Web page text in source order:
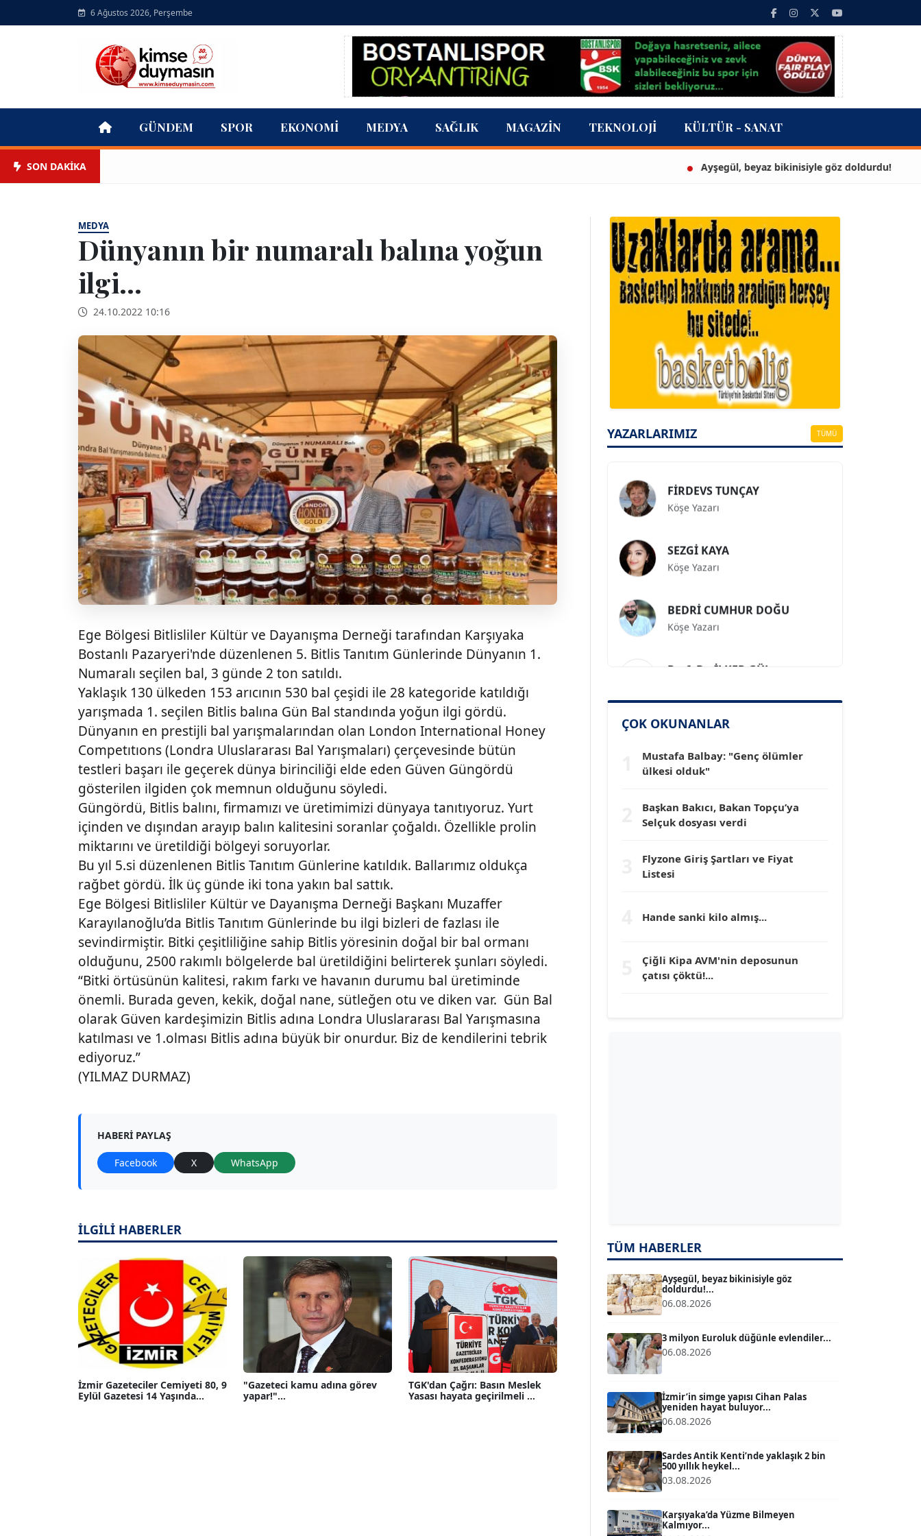
6 Ağustos 2026, Perşembe
GÜNDEM SPOR EKONOMI MEDYA SAĞLIK MAGAZIN TEKNOLOJI KÜLTÜR - SANAT
SON DAKİKA Ayşegül, beyaz bikinisiyle göz doldurdu!
MEDYA
Dünyanın bir numaralı balına yoğun
ilgi...
24.10.2022 10:16
Ege Bölgesi Bitlisliler Kültür ve Dayanışma Derneği tarafından Karşıyaka
Bostanlı Pazaryeri'nde düzenlenen 5. Bitlis Tanıtım Günlerinde Dünyanın 1.
Numaralı seçilen bal, 3 günde 2 ton satıldı.
Yaklaşık 130 ülkeden 153 arıcının 530 bal çeşidi ile 28 kategoride katıldığı
yarışmada 1. seçilen Bitlis balına Gün Bal standında yoğun ilgi gördü.
Dünyanın en prestijli bal yarışmalarından olan London International Honey
Competıtıons (Londra Uluslararası Bal Yarışmaları) çerçevesinde bütün
testleri başarı ile geçerek dünya birinciliği elde eden Güven Güngördü
gösterilen ilgiden çok memnun olduğunu söyledi.
Güngördü, Bitlis balını, firmamızı ve üretimimizi dünyaya tanıtıyoruz. Yurt
içinden ve dışından arayıp balın kalitesini soranlar çoğaldı. Özellikle prolin
miktarını ve üretildiği bölgeyi soruyorlar.
Bu yıl 5.si düzenlenen Bitlis Tanıtım Günlerine katıldık. Ballarımız oldukça
rağbet gördü. İlk üç günde iki tona yakın bal sattık.
Ege Bölgesi Bitlisliler Kültür ve Dayanışma Derneği Başkanı Muzaffer
Karayılanoğlu’da Bitlis Tanıtım Günlerinde bu ilgi bizleri de fazlası ile
sevindirmiştir. Bitki çeşitliliğine sahip Bitlis yöresinin doğal bir bal ormanı
olduğunu, 2500 rakımlı bölgelerde bal üretildiğini belirterek şunları söyledi.
“Bitki örtüsünün kalitesi, rakım farkı ve havanın durumu bal üretiminde
önemli. Burada geven, kekik, doğal nane, sütleğen otu ve diken var. Gün Bal
olarak Güven kardeşimizin Bitlis adına Londra Uluslararası Bal Yarışmasına
katılması ve 1.olması Bitlis adına büyük bir onurdur. Biz de kendilerini tebrik
ediyoruz.”
(YILMAZ DURMAZ)
HABERI PAYLAŞ
Facebook X WhatsApp
İLGİLİ HABERLER
İzmir Gazeteciler Cemiyeti 80, 9
Eylül Gazetesi 14 Yaşında...
"Gazeteci kamu adına görev
yapar!"...
TGK'dan Çağrı: Basın Meslek
Yasası hayata geçirilmeli ...
YAZARLARIMIZ TÜMÜ
A. BAHRİ VRESKALA
Köşe Yazarı
Köşe Yazarı
Köşe Yazarı
Köşe Yazarı
Köşe Yazarı
Köşe Yazarı
Köşe Yazarı
Dr. HAKAN TARTAN
Prof. Dr. YÜCEL OCAK
Köşe Yazarı
T TUĞÇE TUĞSAVUL BAYSOY
ATİLLA KÖPRÜLÜOĞLU
MERT ERBOY
B BÜLENT SAĞLAM
ÇOK OKUNANLAR
Mustafa Balbay: "Genç ölümler
ülkesi olduk"
Başkan Bakıcı, Bakan Topçu’ya
Selçuk dosyası verdi
Flyzone Giriş Şartları ve Fiyat
Listesi
Hande sanki kilo almış...
Çiğli Kipa AVM'nin deposunun
çatısı çöktü!...
TÜM HABERLER
Ayşegül, beyaz bikinisiyle göz
doldurdu!...
06.08.2026
3 milyon Euroluk düğünle evlendiler...
06.08.2026
İzmir’in simge yapısı Cihan Palas
yeniden hayat buluyor...
06.08.2026
Sardes Antik Kenti’nde yaklaşık 2 bin
500 yıllık heykel...
03.08.2026
Karşıyaka’da Yüzme Bilmeyen
Kalmıyor...